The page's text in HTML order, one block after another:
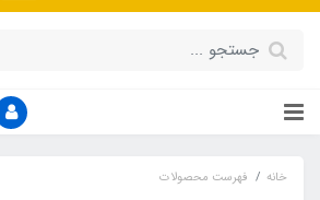
خانه
فهرست محصولات